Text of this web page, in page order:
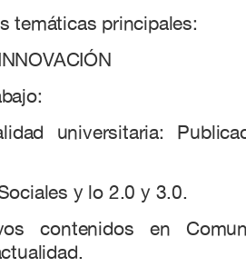
temáticas principales:
universitaria:
y lo 2.0 y 3.0.
contenidos en